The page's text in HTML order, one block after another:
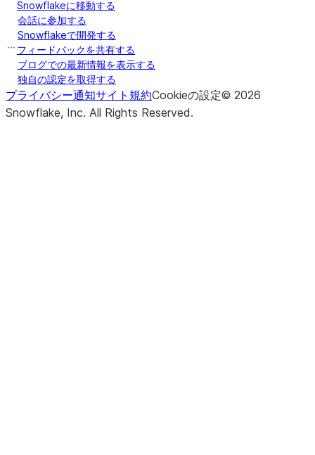
Snowflakeに移動する
会話に参加する
Snowflakeで開発する
フィードバックを共有する
ブログでの最新情報を表示する
独自の認定を取得する
プライバシー通知サイト規約Cookieの設定© 2026
Snowflake, Inc. All Rights Reserved.